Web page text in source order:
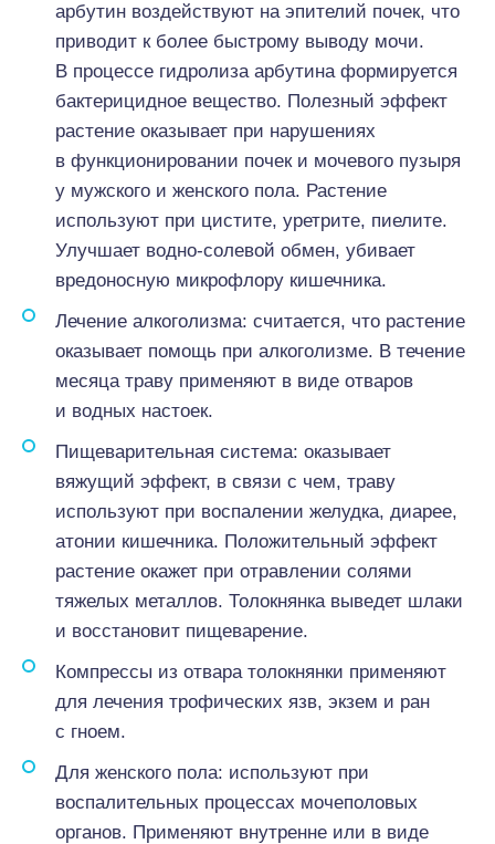
арбутин воздействуют на эпителий почек, что
приводит к более быстрому выводу мочи.
В процессе гидролиза арбутина формируется
бактерицидное вещество. Полезный эффект
растение оказывает при нарушениях
в функционировании почек и мочевого пузыря
у мужского и женского пола. Растение
используют при цистите, уретрите, пиелите.
Улучшает водно-солевой обмен, убивает
вредоносную микрофлору кишечника.
Лечение алкоголизма: считается, что растение
оказывает помощь при алкоголизме. В течение
месяца траву применяют в виде отваров
и водных настоек.
Пищеварительная система: оказывает
вяжущий эффект, в связи с чем, траву
используют при воспалении желудка, диарее,
атонии кишечника. Положительный эффект
растение окажет при отравлении солями
тяжелых металлов. Толокнянка выведет шлаки
и восстановит пищеварение.
Компрессы из отвара толокнянки применяют
для лечения трофических язв, экзем и ран
с гноем.
Для женского пола: используют при
воспалительных процессах мочеполовых
органов. Применяют внутренне или в виде